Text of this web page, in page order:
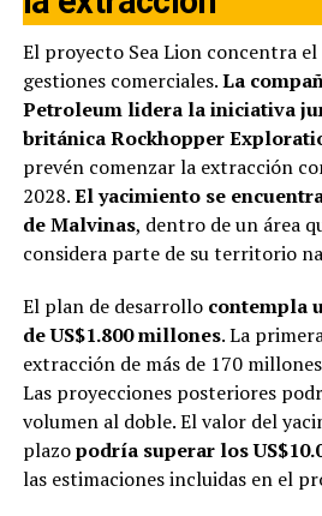
El proyecto Sea Lion concentra
gestiones comerciales.La
Petroleum lidera la iniciativa
británica Rockhopper
prevén comenzar la extracción
2028.El yacimiento se
de Malvinas, dentro de un área
considera parte de su territorio
El plan de desarrollocontempla
de US$1.800 millones. La
extracción de más de 170
Las proyecciones posteriores
volumen al doble. El valor del
plazopodría superar los
las estimaciones incluidas en el